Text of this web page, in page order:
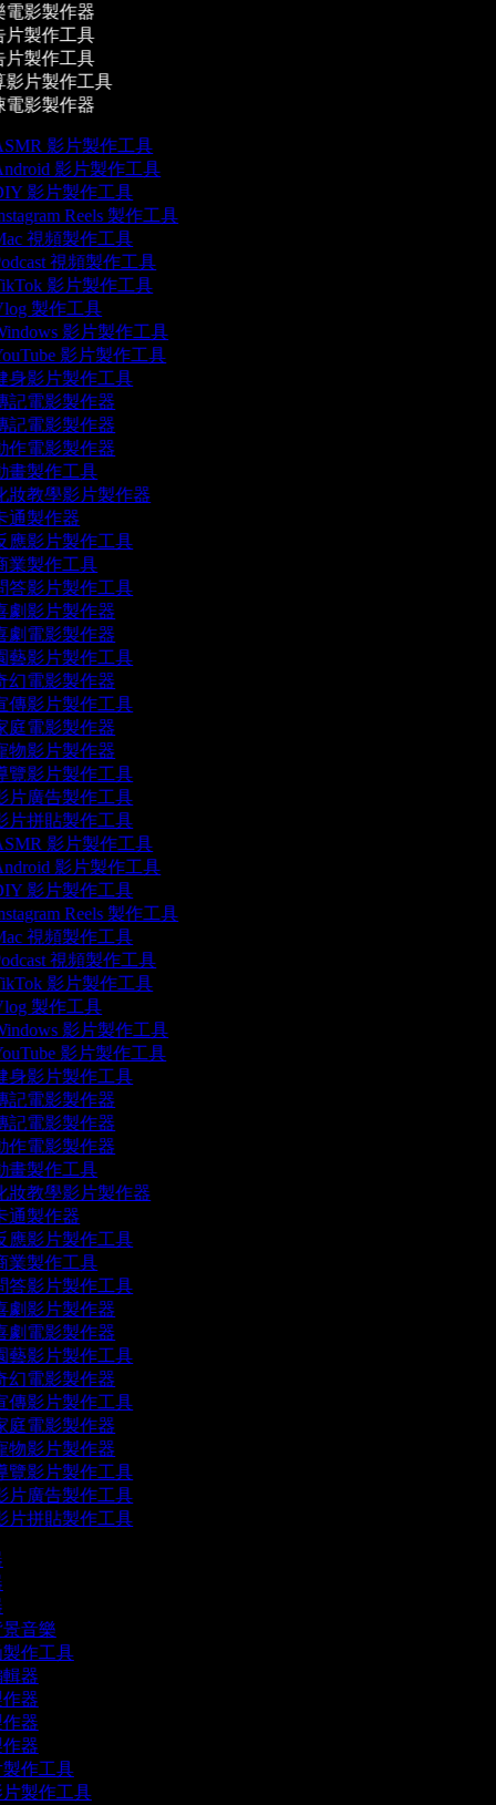
影製作器
製作工具
製作工具
片製作工具
影製作器
影片製作工具
影片製作工具
影片製作工具
Reels 製作工具
視頻製作工具
視頻製作工具
影片製作工具
製作工具
影片製作工具
影片製作工具
身影片製作工具
記電影製作器
記電影製作器
作電影製作器
畫製作工具
妝教學影片製作器
通製作器
應影片製作工具
業製作工具
答影片製作工具
劇影片製作器
劇電影製作器
藝影片製作工具
幻電影製作器
傳影片製作工具
庭電影製作器
物影片製作器
覽影片製作工具
片廣告製作工具
片拼貼製作工具
影片製作工具
影片製作工具
影片製作工具
Reels 製作工具
視頻製作工具
視頻製作工具
影片製作工具
製作工具
影片製作工具
影片製作工具
身影片製作工具
記電影製作器
記電影製作器
作電影製作器
畫製作工具
妝教學影片製作器
通製作器
應影片製作工具
業製作工具
答影片製作工具
劇影片製作器
劇電影製作器
藝影片製作工具
幻電影製作器
傳影片製作工具
庭電影製作器
物影片製作器
覽影片製作工具
片廣告製作工具
片拼貼製作工具
景音樂
製作工具
輯器
作器
作器
作器
製作工具
片製作工具